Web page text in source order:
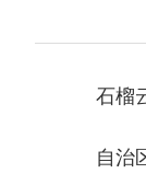
石榴
自治